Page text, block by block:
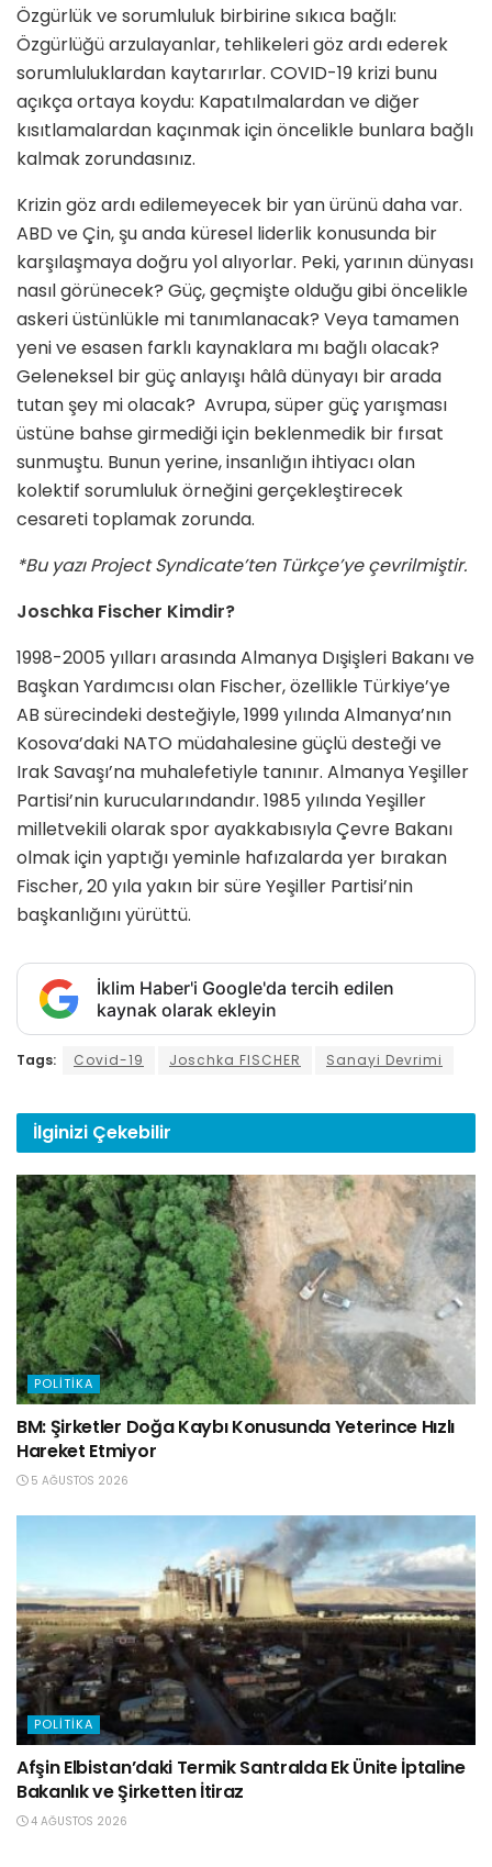
Özgürlük ve sorumluluk birbirine sıkıca bağ­lı:
Özgürlüğü arzulayanlar, tehlikeleri göz ardı ederek
sorumluluklardan kaytarırlar. CO­VID-19 krizi bunu
açıkça ortaya koydu: Kapatılmalardan ve diğer
kısıtlamalardan kaçınmak için öncelikle bunlara bağlı
kalmak zorundasınız.
Krizin göz ardı edilemeyecek bir yan ürünü daha var.
ABD ve Çin, şu anda küresel liderlik konusunda bir
karşılaşmaya doğru yol alıyorlar. Peki, yarının dünyası
nasıl görünecek? Güç, geçmişte olduğu gibi öncelikle
askeri üstün­lükle mi tanımlanacak? Veya tamamen
yeni ve esasen farklı kaynaklara mı bağlı olacak?
Gele­neksel bir güç anlayışı hâlâ dünyayı bir arada
tutan şey mi olacak? Avrupa, süper güç yarışması
üstüne bahse gir­mediği için beklenmedik bir fırsat
sunmuştu. Bunun yerine, insanlığın ihtiyacı olan
kolektif sorumluluk örneğini gerçekleştirecek
cesareti toplamak zorunda.
*Bu yazı Project Syndicate’ten Türkçe’ye çevrilmiştir.
Joschka Fischer Kimdir?
1998-2005 yılları arasında Almanya Dışişleri Bakanı ve
Başkan Yardımcısı olan Fischer, özellikle Türkiye’ye
AB sürecindeki desteğiyle, 1999 yılında Almanya’nın
Kosova’daki NATO müdahalesine güçlü desteği ve
Irak Savaşı’na muhalefetiyle tanınır. Almanya Yeşiller
Partisi’nin kurucularındandır. 1985 yılında Yeşiller
milletvekili olarak spor ayakkabısıyla Çevre Bakanı
olmak için yaptığı yeminle hafızalarda yer bırakan
Fischer, 20 yıla yakın bir süre Yeşiller Partisi’nin
başkanlığını yürüttü.
İklim Haber'i Google'da tercih edilen
kaynak olarak ekleyin
Tags: Covid-19 Joschka FISCHER Sanayi Devrimi
İlginizi Çekebilir
POLITIKA
BM: Şirketler Doğa Kaybı Konusunda Yeterince Hızlı
Hareket Etmiyor
5 AĞUSTOS 2026
POLITIKA
Afşin Elbistan’daki Termik Santralda Ek Ünite İptaline
Bakanlık ve Şirketten İtiraz
4 AĞUSTOS 2026